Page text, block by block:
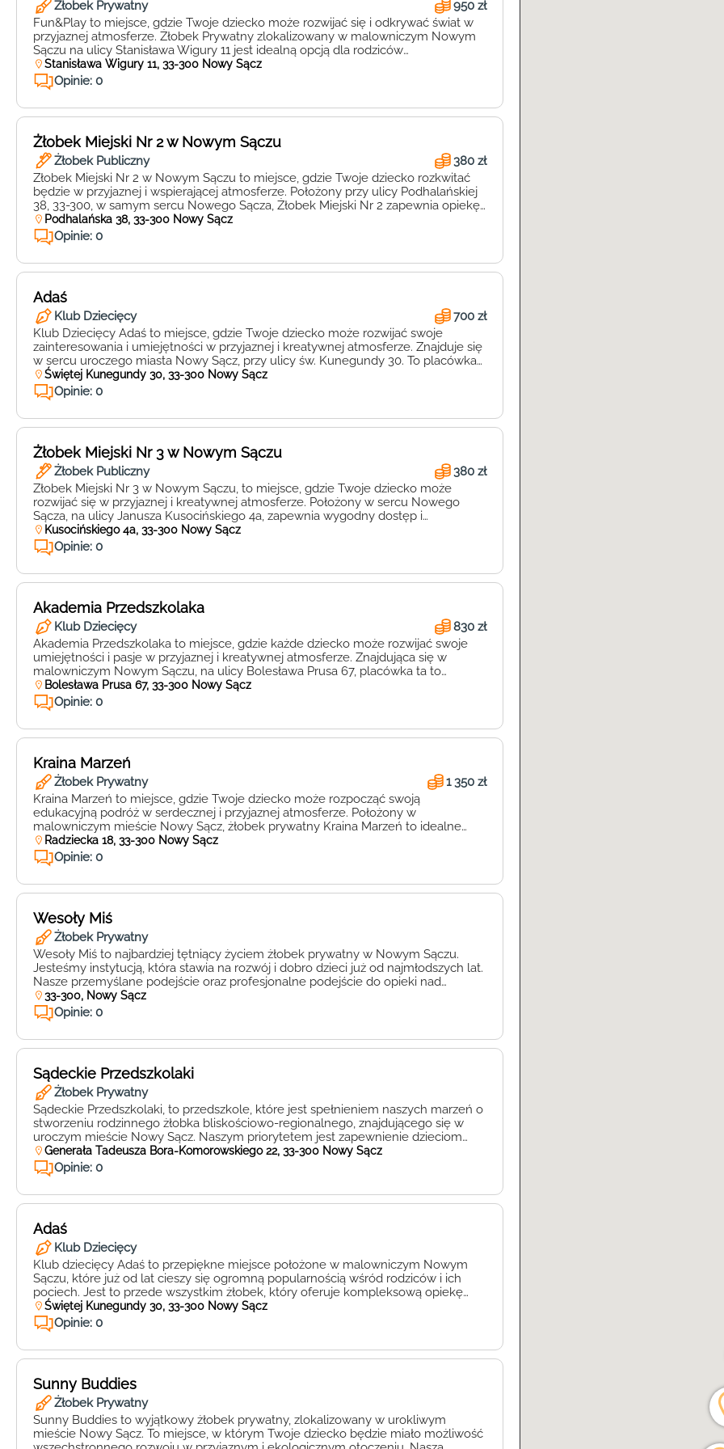
Żłobek Prywatny
950 zł
Fun&Play to miejsce, gdzie Twoje dziecko może rozwijać się i odkrywać świat w
przyjaznej atmosferze. Żłobek Prywatny zlokalizowany w malowniczym Nowym
Sączu na ulicy Stanisława Wigury 11 jest idealną opcją dla rodziców
poszukujących wysokiej jakości opieki dla swoich pociech. W Fun&Play dzieci
mają możliwość uczestniczenia w różnorodnych zajęciach dodatkowych, takich
jak zajęcia plastyczne, muzyczne czy […]
Stanisława Wigury 11, 33-300 Nowy Sącz
Opinie: 0
Żłobek Miejski Nr 2 w Nowym Sączu
Żłobek Publiczny
380 zł
Żłobek Miejski Nr 2 w Nowym Sączu to miejsce, gdzie Twoje dziecko rozkwitać
będzie w przyjaznej i wspierającej atmosferze. Położony przy ulicy Podhalańskiej
38, 33-300, w samym sercu Nowego Sącza, Żłobek Miejski Nr 2 zapewnia opiekę
na najwyższym poziomie dla najmłodszych mieszkańców miasta. Nasz żłobek to
miejsce, gdzie Twoje dziecko ma szansę rozwijać się pod […]
Podhalańska 38, 33-300 Nowy Sącz
Opinie: 0
Adaś
Klub Dziecięcy
700 zł
Klub Dziecięcy Adaś to miejsce, gdzie Twoje dziecko może rozwijać swoje
zainteresowania i umiejętności w przyjaznej i kreatywnej atmosferze. Znajduje się
w sercu uroczego miasta Nowy Sącz, przy ulicy św. Kunegundy 30. To placówka
edukacyjna, która dba o wszechstronny rozwój maluchów, oferując im atrakcyjne
zajęcia dodatkowe. W Adasiu dzieci mają możliwość uczestniczenia w
różnorodnych zajęciach, […]
Świętej Kunegundy 30, 33-300 Nowy Sącz
Opinie: 0
Żłobek Miejski Nr 3 w Nowym Sączu
Żłobek Publiczny
380 zł
Złobek Miejski Nr 3 w Nowym Sączu, to miejsce, gdzie Twoje dziecko może
rozwijać się w przyjaznej i kreatywnej atmosferze. Położony w sercu Nowego
Sącza, na ulicy Janusza Kusocińskiego 4a, zapewnia wygodny dostęp i
bezpieczne otoczenie dla maluchów. Placówka ta to idealne rozwiązanie dla
rodziców poszukujących wysokiej jakości opieki dla swoich pociech.
Wykwalifikowana kadra pedagogiczna, […]
Kusocińskiego 4a, 33-300 Nowy Sącz
Opinie: 0
Akademia Przedszkolaka
Klub Dziecięcy
830 zł
Akademia Przedszkolaka to miejsce, gdzie każde dziecko może rozwijać swoje
umiejętności i pasje w przyjaznej i kreatywnej atmosferze. Znajdująca się w
malowniczym Nowym Sączu, na ulicy Bolesława Prusa 67, placówka ta to
prawdziwe centrum edukacji i zabawy dla najmłodszych. Klub Dziecięcy
Akademia Przedszkolaka oferuje nie tylko standardowe zajęcia przedszkolne, ale
także bogaty program zajęć dodatkowych. […]
Bolesława Prusa 67, 33-300 Nowy Sącz
Opinie: 0
Kraina Marzeń
Żłobek Prywatny
1 350 zł
Kraina Marzeń to miejsce, gdzie Twoje dziecko może rozpocząć swoją
edukacyjną podróż w serdecznej i przyjaznej atmosferze. Położony w
malowniczym mieście Nowy Sącz, żłobek prywatny Kraina Marzeń to idealne
miejsce dla maluchów, które pragną rozwijać się pod okiem doświadczonej kadry
pedagogicznej. W Krainie Marzeń priorytetem jest indywidualne podejście do
każdego dziecka. Dzięki temu, Twoje dziecko […]
Radziecka 18, 33-300 Nowy Sącz
Opinie: 0
Wesoły Miś
Żłobek Prywatny
Wesoły Miś to najbardziej tętniący życiem żłobek prywatny w Nowym Sączu.
Jesteśmy instytucją, która stawia na rozwój i dobro dzieci już od najmłodszych lat.
Nasze przemyślane podejście oraz profesjonalne podejście do opieki nad
maluchami sprawiają, że rodzice z dumą powierzają nam swoje najcenniejsze
skarby. W Wesołym Misiu całe nasze otoczenie zostało zaprojektowane w taki
sposób, […]
33-300, Nowy Sącz
Opinie: 0
Sądeckie Przedszkolaki
Żłobek Prywatny
Sądeckie Przedszkolaki, to przedszkole, które jest spełnieniem naszych marzeń o
stworzeniu rodzinnego żłobka bliskościowo-regionalnego, znajdującego się w
uroczym mieście Nowy Sącz. Naszym priorytetem jest zapewnienie dzieciom
bezpiecznego i kochającego środowiska, w którym będą mogły rozwijać swoje
umiejętności oraz odkrywać piękno naszego regionu – Sądecczyzny. W
Sądeckich Przedszkolakach, każde dziecko jest traktowane indywidualnie i pod
opieką […]
Generała Tadeusza Bora-Komorowskiego 22, 33-300 Nowy Sącz
Opinie: 0
Adaś
Klub Dziecięcy
Klub dziecięcy Adaś to przepiękne miejsce położone w malowniczym Nowym
Sączu, które już od lat cieszy się ogromną popularnością wśród rodziców i ich
pociech. Jest to przede wszystkim żłobek, który oferuje kompleksową opiekę
nad dziećmi w wieku od 1 do 4 lat. Klub dziecięcy Adaś to przede wszystkim
miejsce, w którym diadem priorytetem jest zapewnienie […]
Świętej Kunegundy 30, 33-300 Nowy Sącz
Opinie: 0
Sunny Buddies
Żłobek Prywatny
Sunny Buddies to wyjątkowy żłobek prywatny, zlokalizowany w urokliwym
mieście Nowy Sącz. To miejsce, w którym Twoje dziecko będzie miało możliwość